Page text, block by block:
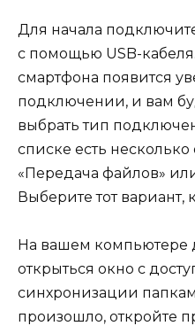
Для начала
с помощью USB-
смартфона появится
подключении, и вам
выбрать тип
списке есть
«Передача файлов»
Выберите тот вариант,
На вашем компьютере
открыться окно с
синхронизации
произошло, откройте